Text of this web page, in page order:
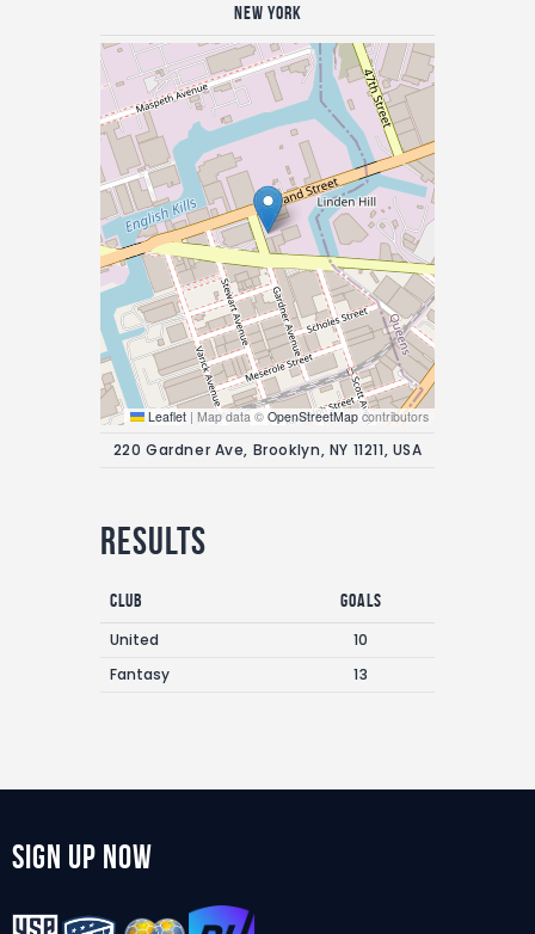
New York
Leaflet | Map data © OpenStreetMap contributors
220 Gardner Ave, Brooklyn, NY 11211, USA
Results
Club
Goals
United
10
Fantasy
13
Sign Up Now